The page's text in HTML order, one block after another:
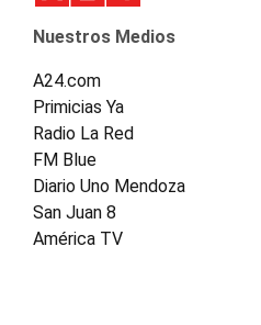
Nuestros Medios
A24.com
Primicias Ya
Radio La Red
FM Blue
Diario Uno Mendoza
San Juan 8
América TV